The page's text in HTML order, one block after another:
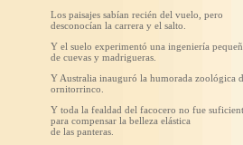
Los paisajes sabían recién del vuelo, pero
desconocían la carrera y el salto.
Y el suelo experimentó una ingeniería
de cuevas y madrigueras.
Y Australia inauguró la humorada zoológica
ornitorrinco.
Y toda la fealdad del facocero no fue
para compensar la belleza elástica
de las panteras.